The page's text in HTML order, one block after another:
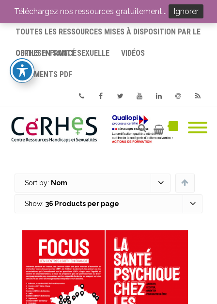
ACCUEIL
TOUTES LES RESSOURCES MISES À DISPOSITION PAR LE
CERHES® FRANCE
OUTILS EN SANTÉ SEXUELLE VIDÉOS
DOCUMENTS PDF
PhoneFacebookTwitterYoutube
Sort by: Nom
Show: 36 Products per page
Téléchargez nos ressources gratuitement... Ignorer